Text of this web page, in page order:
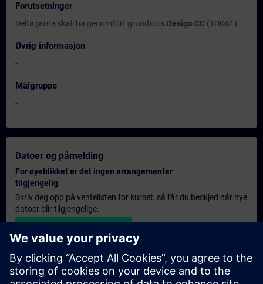
Forutsetninger
Deltagarna skall ha genomfört grundkurs Desigo CC (TDK61).
Øvrig informasjon
-
Målgruppe
-
Datoer og påmelding
For øyeblikket er det ingen arrangementer
tilgjengelig
Skriv deg opp på ventelisten for kurset, så får du beskjed når nye
datoer blir tilgjengelige.
Personlig tilbud